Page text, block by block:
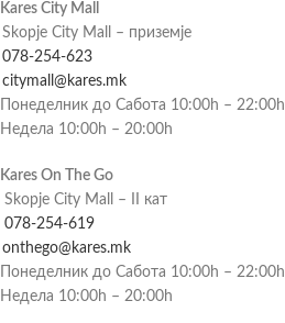
Kares City Mall
Skopje City Mall – приземје
078-254-623
citymall@kares.mk
Понеделник до Сабота 10:00h – 22:00h
Недела 10:00h – 20:00h
Kares On The Go
Skopje City Mall – II кат
078-254-619
onthego@kares.mk
Понеделник до Сабота 10:00h – 22:00h
Недела 10:00h – 20:00h